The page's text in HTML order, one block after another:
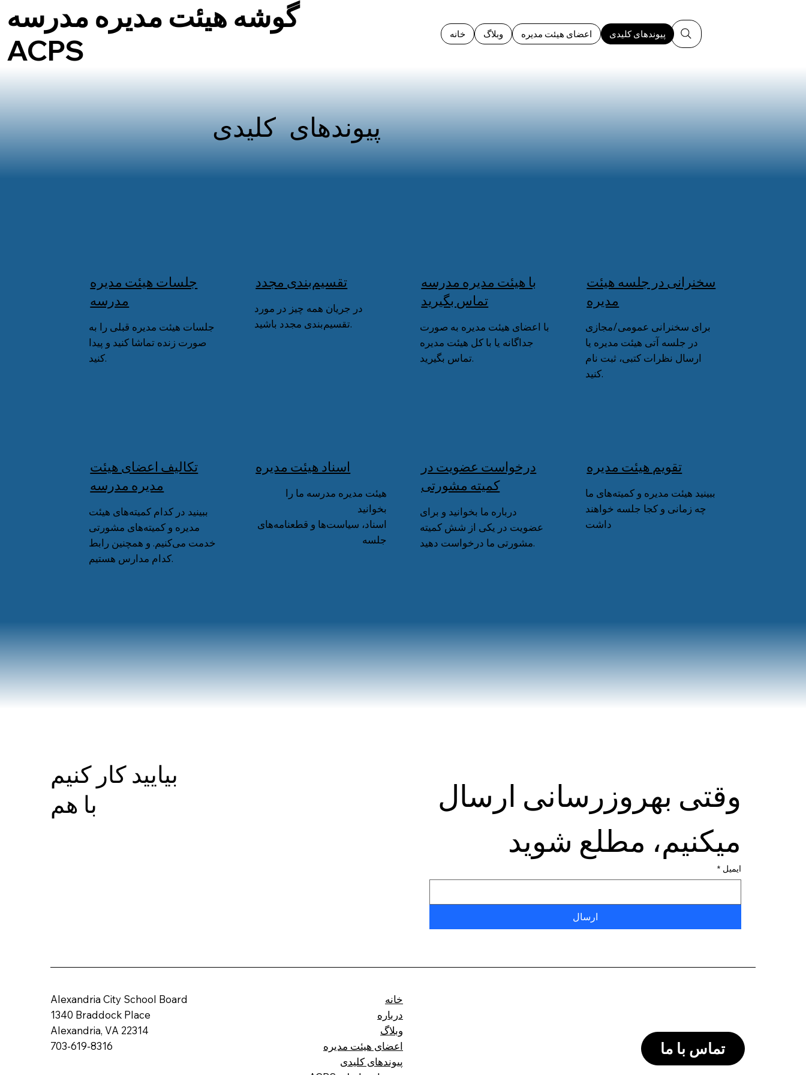
گوشه هیئت مدیره مدرسه
ACPS
خانه وبلاگ اعضای هیئت مدیره پیوندهای کلیدی
پیوندهای کلیدی
جلسات هیئت مدیره
مدرسه
جلسات هیئت مدیره قبلی را به
صورت زنده تماشا کنید و پیدا
کنید.
تقسیم‌بندی مجدد
در جریان همه چیز در مورد
تقسیم‌بندی مجدد باشید.
با هیئت مدیره مدرسه
تماس بگیرید
با اعضای هیئت مدیره به صورت
جداگانه یا با کل هیئت مدیره
تماس بگیرید.
سخنرانی در جلسه هیئت
مدیره
برای سخنرانی عمومی/مجازی
در جلسه آتی هیئت مدیره یا
ارسال نظرات کتبی، ثبت نام
کنید.
تکالیف اعضای هیئت
مدیره مدرسه
ببینید در کدام کمیته‌های هیئت
مدیره و کمیته‌های مشورتی
خدمت می‌کنیم. و همچنین رابط
کدام مدارس هستیم.
اسناد هیئت مدیره
هیئت مدیره مدرسه ما را
بخوانید
اسناد، سیاست‌ها و قطعنامه‌های
جلسه
درخواست عضویت در
کمیته مشورتی
درباره ما بخوانید و برای
عضویت در یکی از شش کمیته
مشورتی ما درخواست دهید.
تقویم هیئت مدیره
ببینید هیئت مدیره و کمیته‌های ما
چه زمانی و کجا جلسه خواهند
داشت
بیایید کار کنیم
با هم
میکنیم، مطلع شوید
ایمیل *
ارسال
Alexandria City School Board
1340 Braddock Place
Alexandria, VA 22314
703-619-8316
خانه
درباره
وبلاگ
اعضای هیئت مدیره
پیوندهای کلیدی
تماس با ما